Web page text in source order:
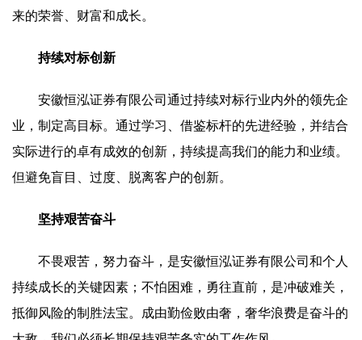
来的荣誉、财富和成长。
持续对标创新
安徽恒泓证券有限公司通过持续对标行业内外的领先企
业，制定高目标。通过学习、借鉴标杆的先进经验，并结合
实际进行的卓有成效的创新，持续提高我们的能力和业绩。
但避免盲目、过度、脱离客户的创新。
坚持艰苦奋斗
不畏艰苦，努力奋斗，是安徽恒泓证券有限公司和个人
持续成长的关键因素；不怕困难，勇往直前，是冲破难关，
抵御风险的制胜法宝。成由勤俭败由奢，奢华浪费是奋斗的